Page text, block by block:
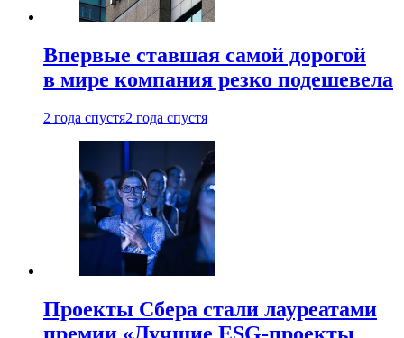
Впервые ставшая самой дорогой
в мире компания резко подешевела
2 года спустя2 года спустя
Проекты Сбера стали лауреатами
премии «Лучшие ESG-проекты